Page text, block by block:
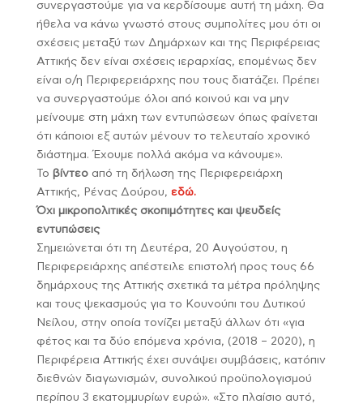
συνεργαστούμε για να κερδίσουμε αυτή τη μάχη. Θα
ήθελα να κάνω γνωστό στους συμπολίτες μου ότι οι
σχέσεις μεταξύ των Δημάρχων και της Περιφέρειας
Αττικής δεν είναι σχέσεις ιεραρχίας, επομένως δεν
είναι ο/η Περιφερειάρχης που τους διατάζει. Πρέπει
να συνεργαστούμε όλοι από κοινού και να μην
μείνουμε στη μάχη των εντυπώσεων όπως φαίνεται
ότι κάποιοι εξ αυτών μένουν το τελευταίο χρονικό
διάστημα. Έχουμε πολλά ακόμα να κάνουμε».
Το βίντεο από τη δήλωση της Περιφερειάρχη
Αττικής, Ρένας Δούρου, εδώ.
Όχι μικροπολιτικές σκοπιμότητες και ψευδείς
εντυπώσεις
Σημειώνεται ότι τη Δευτέρα, 20 Αυγούστου, η
Περιφερειάρχης απέστειλε επιστολή προς τους 66
δημάρχους της Αττικής σχετικά τα μέτρα πρόληψης
και τους ψεκασμούς για το Κουνούπι του Δυτικού
Νείλου, στην οποία τονίζει μεταξύ άλλων ότι «για
φέτος και τα δύο επόμενα χρόνια, (2018 – 2020), η
Περιφέρεια Αττικής έχει συνάψει συμβάσεις, κατόπιν
διεθνών διαγωνισμών, συνολικού προϋπολογισμού
περίπου 3 εκατομμυρίων ευρώ». «Στο πλαίσιο αυτό,